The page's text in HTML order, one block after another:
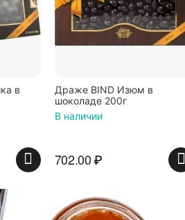
в
Драже BIND Изюм в
шоколаде 200г
В наличии
702.00₽